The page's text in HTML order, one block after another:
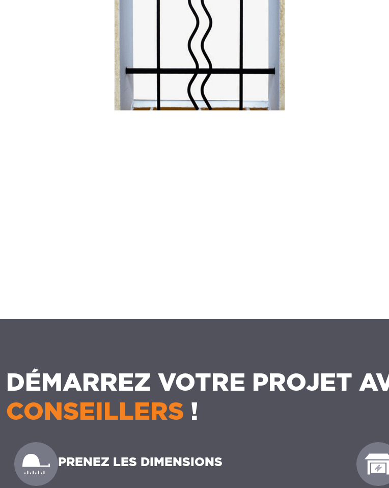
DÉMARREZ VOTRE PROJET
CONSEILLERS !
PRENEZ LES DIMENSIONS